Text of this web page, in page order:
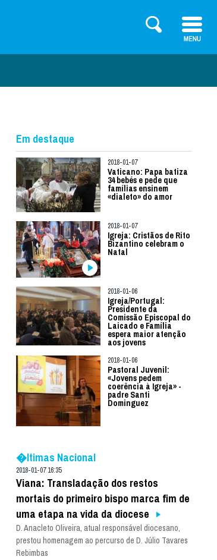
Em destaque
2018-01-07
Vaticano: Papa batiza
34 bebés e pede que
famílias ensinem
«dialeto» do amor
2018-01-07
Igreja: Cristãos de Rito
Bizantino celebram o
Natal
2018-01-06
Igreja/Portugal:
Presidente da
Comissão Episcopal do
Laicado e Família
espera maior atenção
aos jovens
2018-01-06
Pastoral Juvenil:
«Jovens pedem
coerência à Igreja» -
padre Santi
Dominguez
�ltimas Nacional
2018-01-07 16:35
Viana: Transladação dos restos
mortais do primeiro bispo marca fim de
uma etapa na vida da diocese
D. Anacleto Oliveira, atual responsável diocesano,
prestou homenagem ao percurso de D. Júlio Tavares
Rebimbas